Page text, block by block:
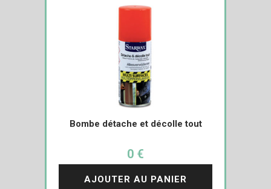
Bombe détache et décolle tout
0 €
AJOUTER AU PANIER